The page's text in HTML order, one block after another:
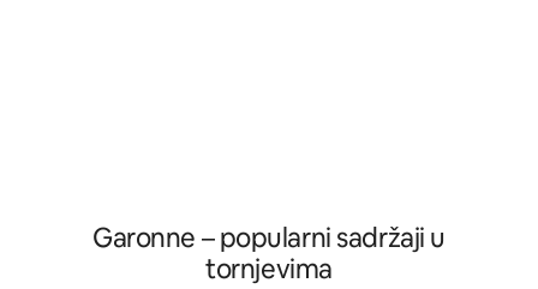
Garonne – popularni sadržaji u
tornjevima